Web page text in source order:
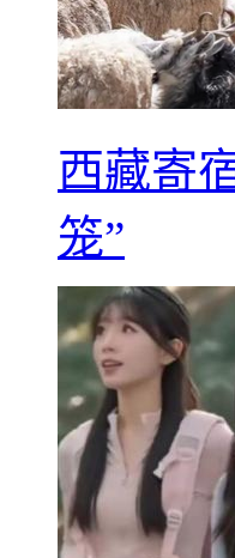
西藏寄
笼”